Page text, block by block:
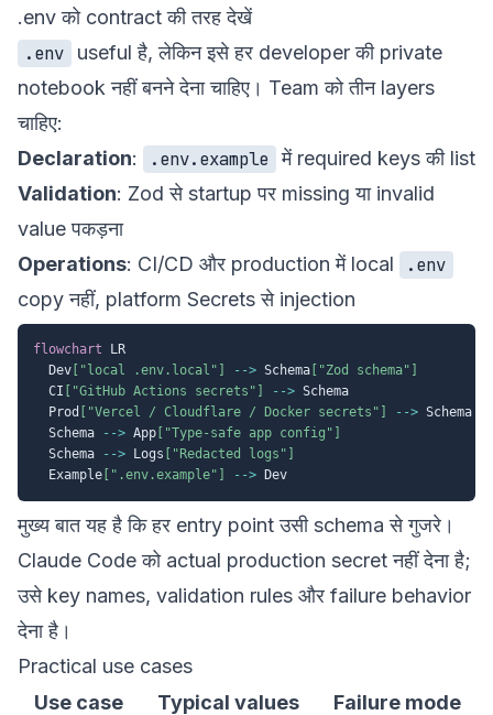
.env को contract की तरह देखें
.env
useful है, लेकिन इसे हर developer की private
notebook नहीं बनने देना चाहिए। Team को तीन layers
चाहिए:
Declaration: .env.example में required keys की list
Validation: Zod से startup पर missing या invalid
value पकड़ना
Operations: CI/CD और production में local
.env
copy नहीं, platform Secrets से injection
flowchart LR
  Dev
["local .env.local"] --> Schema ["Zod schema"]
  CI
["GitHub Actions secrets"] --> Schema
  Prod
["Vercel / Cloudflare / Docker secrets"] --> Schema
  Schema
--> App ["Type-safe app config"]
  Schema
--> Logs ["Redacted logs"]
  Example
[".env.example"] -->
मुख्य बात यह है कि हर entry point उसी schema से गुजरे।
Claude Code को actual production secret नहीं देना है;
उसे key names, validation rules और failure behavior
देना है।
Practical use cases
Use case
Typical values Failure mode